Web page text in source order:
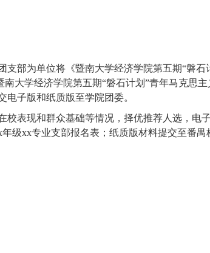
支部为单位将《暨南大学经济学院第五期“磐石
南大学经济学院第五期“磐石计划 ”青年马克思
电子版和纸质版至学院团委。
校表现和群众基础等情况，择优推荐人选，电
年级xx专业支部报名表；纸质版材料提交至番禺